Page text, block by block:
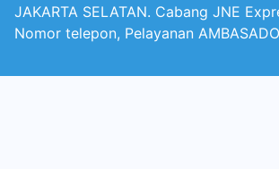
JAKARTA SELATAN. Cabang JNE
Nomor telepon, Pelayanan